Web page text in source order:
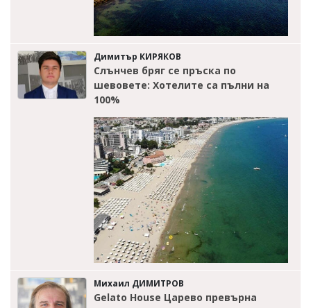
Димитър КИРЯКОВ
Слънчев бряг се пръска по
шевовете: Хотелите са пълни на
100%
Михаил ДИМИТРОВ
Gelato House Царево превърна